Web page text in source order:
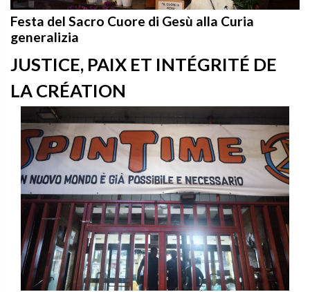
Festa del Sacro Cuore di Gesù alla Curia
generalizia
JUSTICE, PAIX ET INTÉGRITÉ DE
LA CRÉATION